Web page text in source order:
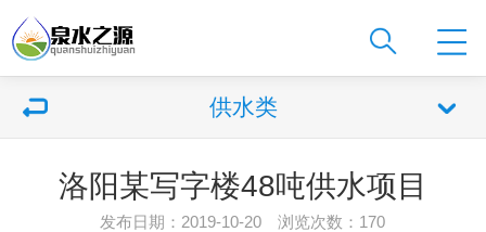
供水类
洛阳某写字楼48吨供水项目
发布日期：2019-10-20 浏览次数： 170